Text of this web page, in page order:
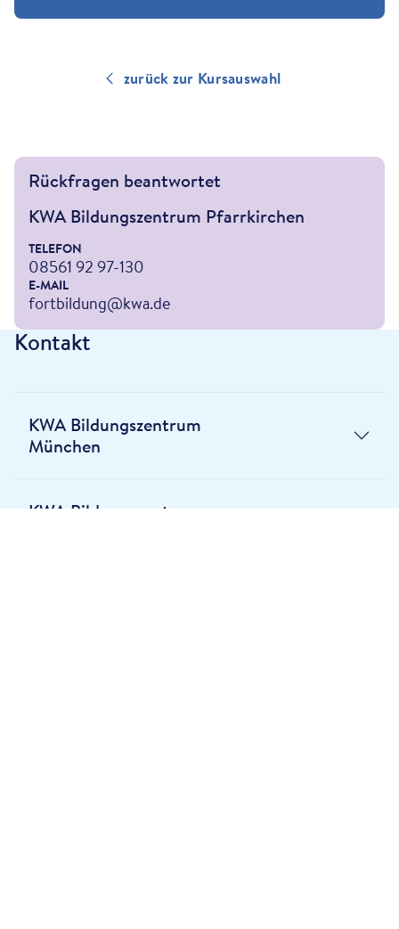
zurück zur Kursauswahl
Rückfragen beantwortet
KWA Bildungszentrum Pfarrkirchen
TELEFON
08561 92 97-130
E-MAIL
fortbildung@kwa.de
Kontakt
KWA Bildungszentrum
München
KWA Bildungszentrum